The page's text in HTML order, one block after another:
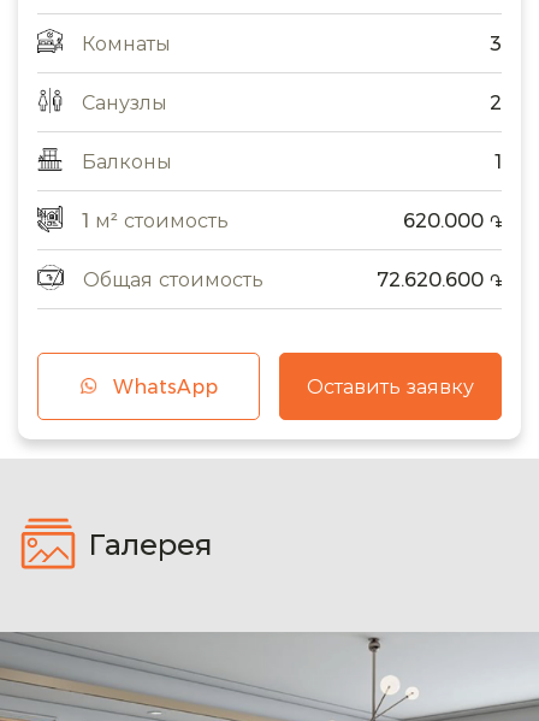
Комнаты 3
Санузлы 2
Балконы 1
1 м² стоимость 620.000 ֏
Общая стоимость 72.620.600 ֏
WhatsApp Оставить заявку
Галерея